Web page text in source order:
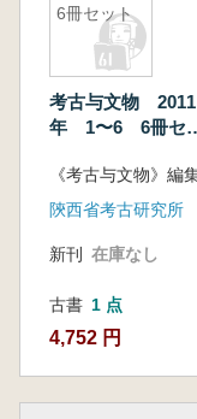
6冊セット
考古与文物 2011
年 1〜6 6冊セ
陝西省考古研究所
新刊 在庫なし
古書 1 点
4,752 円